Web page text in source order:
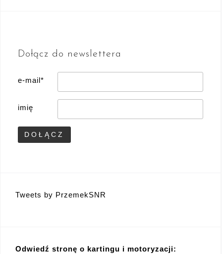
Dołącz do newslettera
e-mail*
imię
Tweets by PrzemekSNR
Odwiedź stronę o kartingu i motoryzacji: